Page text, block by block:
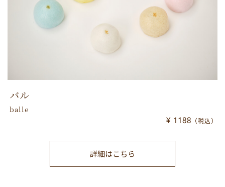
バル
balle
¥ 1188 （税込）
詳細はこちら